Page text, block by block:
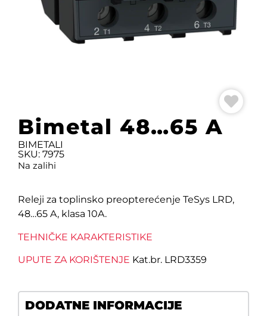
Bimetal 48…65 A
BIMETALI
SKU: 7975
Na zalihi
Releji za toplinsko preopterećenje TeSys LRD,
48…65 A, klasa 10A.
TEHNIČKE KARAKTERISTIKE
UPUTE ZA KORIŠTENJE Kat.br. LRD3359
DODATNE INFORMACIJE